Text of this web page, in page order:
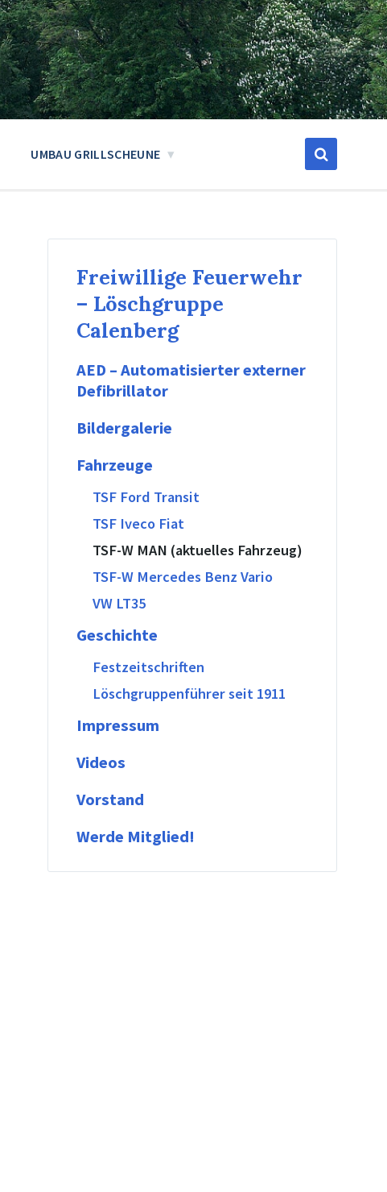
UMBAU GRILLSCHEUNE
Freiwillige Feuerwehr
– Löschgruppe
Calenberg
AED – Automatisierter externer
Defibrillator
Bildergalerie
Fahrzeuge
TSF Ford Transit
TSF Iveco Fiat
TSF-W MAN (aktuelles Fahrzeug)
TSF-W Mercedes Benz Vario
VW LT35
Geschichte
Festzeitschriften
Löschgruppenführer seit 1911
Impressum
Videos
Vorstand
Werde Mitglied!